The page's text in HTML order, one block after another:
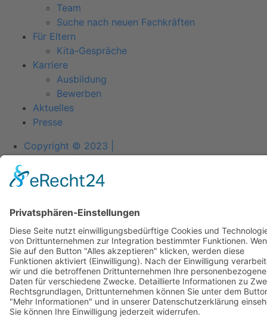
Team
Suche nach neuen Fachkräften
Für Eltern
Kita-Gespräche
Karriere
Ausbildung
Bewerben
Aktuelles
Presse
Copyright © 2023 |
Datenschutz